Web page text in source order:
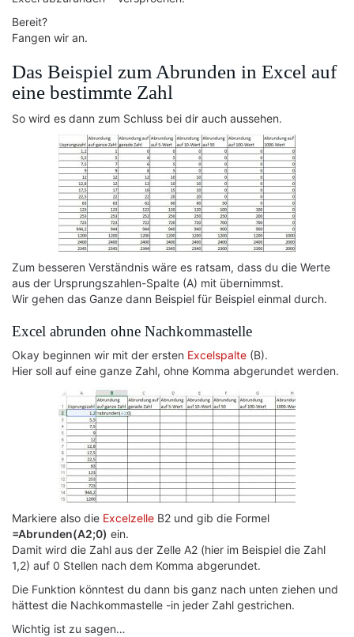
Bereit?
Fangen wir an.
Das Beispiel zum Abrunden in Excel auf
eine bestimmte Zahl
So wird es dann zum Schluss bei dir auch aussehen.
Zum besseren Verständnis wäre es ratsam, dass du die Werte
aus der Ursprungszahlen-Spalte (A) mit übernimmst.
Wir gehen das Ganze dann Beispiel für Beispiel einmal durch.
Excel abrunden ohne Nachkommastelle
Okay beginnen wir mit der ersten Excelspalte (B).
Hier soll auf eine ganze Zahl, ohne Komma abgerundet werden.
Markiere also die Excelzelle B2 und gib die Formel
=Abrunden(A2;0) ein.
Damit wird die Zahl aus der Zelle A2 (hier im Beispiel die Zahl
1,2) auf 0 Stellen nach dem Komma abgerundet.
Die Funktion könntest du dann bis ganz nach unten ziehen und
hättest die Nachkommastelle -in jeder Zahl gestrichen.
Wichtig ist zu sagen…